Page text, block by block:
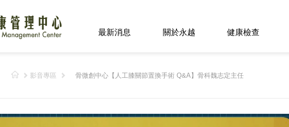
最新消息 關於永越 健康檢查
影音專區 骨微創中心【人工膝關節置換手術 Q&A】骨科魏志定主任